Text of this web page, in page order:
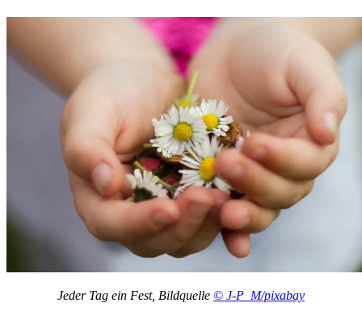
Jeder Tag ein Fest, Bildquelle © J-P_M/pixabay